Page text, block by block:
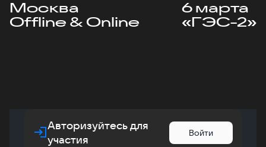
Москва
Offline & Online
6 марта
«ГЭС-2»
Авторизуйтесь для
участия
Войти